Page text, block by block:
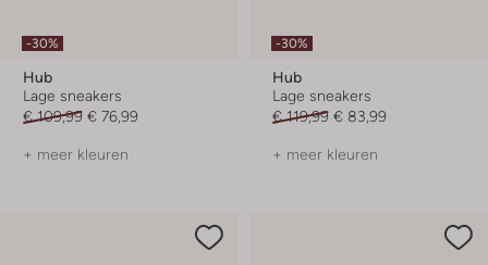
-30%
Hub
Lage sneakers
€ 109,99 € 76,99
+ meer kleuren
-30%
Hub
Lage sneakers
€ 119,99 € 83,99
+ meer kleuren